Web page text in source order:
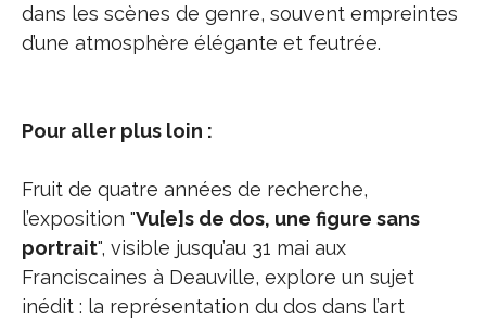
dans les scènes de genre, souvent empreintes
d’une atmosphère élégante et feutrée.
Pour aller plus loin :
Fruit de quatre années de recherche,
l’exposition "Vu[e]s de dos, une figure sans
portrait", visible jusqu’au 31 mai aux
Franciscaines à Deauville, explore un sujet
inédit : la représentation du dos dans l’art